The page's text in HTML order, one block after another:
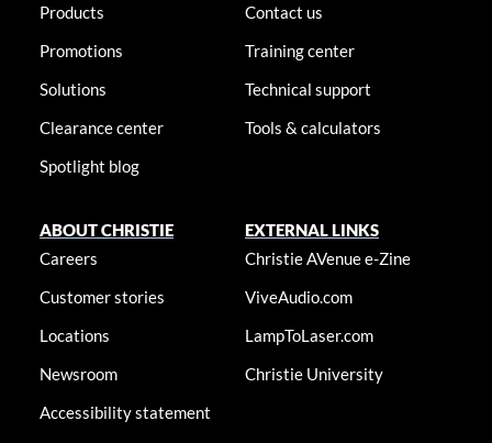
Products
Promotions
Solutions
Clearance center
Spotlight blog
Contact us
Training center
Technical support
Tools & calculators
ABOUT CHRISTIE
Careers
Customer stories
Locations
Newsroom
Accessibility statement
EXTERNAL LINKS
Christie AVenue e-Zine
ViveAudio.com
LampToLaser.com
Christie University